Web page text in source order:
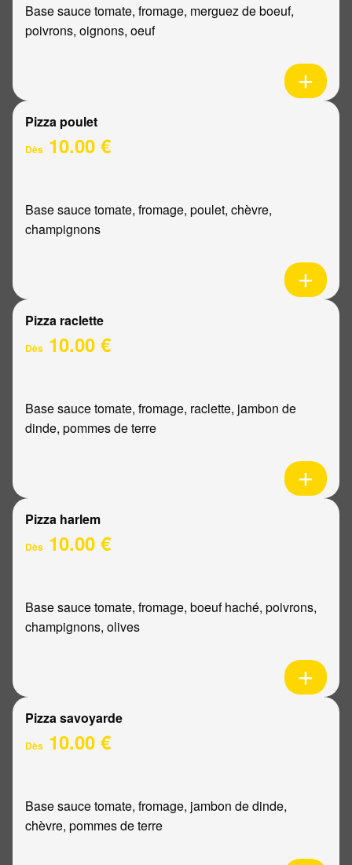
Base sauce tomate, fromage, merguez de boeuf,
poivrons, oignons, oeuf
Pizza poulet
Dès 10.00 €
Base sauce tomate, fromage, poulet, chèvre,
champignons
Pizza raclette
Dès 10.00 €
Base sauce tomate, fromage, raclette, jambon de
dinde, pommes de terre
Pizza harlem
Dès 10.00 €
Base sauce tomate, fromage, boeuf haché, poivrons,
champignons, olives
Pizza savoyarde
Dès 10.00 €
Base sauce tomate, fromage, jambon de dinde,
chèvre, pommes de terre